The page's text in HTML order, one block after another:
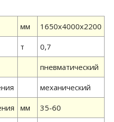
мм 1650х4000х2200
т 0,7
пневматический
механический
мм 35-60